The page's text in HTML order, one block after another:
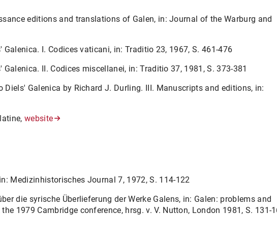
editions and translations of Galen, in: Journal of the Warburg and
I. Codices vaticani, in: Traditio 23, 1967, S. 461-476
II. Codices miscellanei, in: Traditio 37, 1981, S. 373-381
Diels' Galenica by Richard J. Durling. III. Manuscripts and editions, in:
website
Medizinhistorisches Journal 7, 1972, S. 114-122
die syrische Überlieferung der Werke Galens, in: Galen: problems and
1979 Cambridge conference, hrsg. v. V. Nutton, London 1981, S. 131-